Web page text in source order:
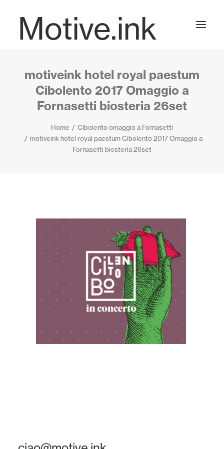
Motive.ink
Projects
Journal
motiveink hotel royal paestum
Cibolento 2017 Omaggio a
Fornasetti biosteria 26set
Home
Cibolento omaggio a Fornasetti
motiveink hotel royal paestum Cibolento 2017 Omaggio a
Fornasetti biosteria 26set